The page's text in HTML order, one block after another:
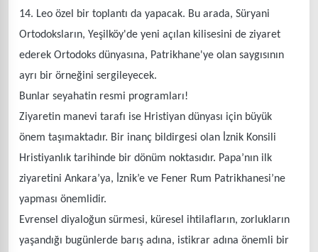
14. Leo özel bir toplantı da yapacak. Bu arada, Süryani
Ortodoksların, Yeşilköy'de yeni açılan kilisesini de ziyaret
ederek Ortodoks dünyasına, Patrikhane'ye olan saygısının
ayrı bir örneğini sergileyecek.
Bunlar seyahatin resmi programları!
Ziyaretin manevi tarafı ise Hristiyan dünyası için büyük
önem taşımaktadır. Bir inanç bildirgesi olan İznik Konsili
Hristiyanlık tarihinde bir dönüm noktasıdır. Papa’nın ilk
ziyaretini Ankara’ya, İznik’e ve Fener Rum Patrikhanesi’ne
yapması önemlidir.
Evrensel diyaloğun sürmesi, küresel ihtilafların, zorlukların
yaşandığı bugünlerde barış adına, istikrar adına önemli bir